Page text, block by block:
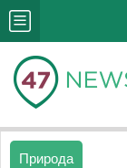
Природа